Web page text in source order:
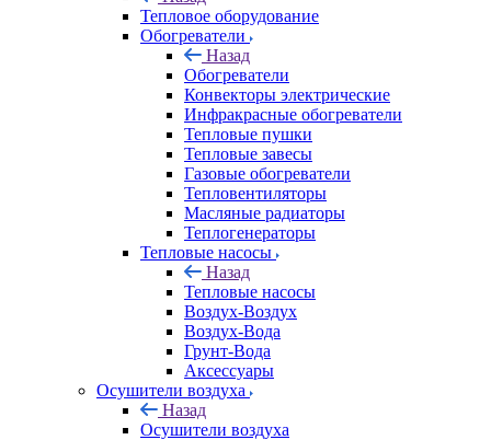
Тепловое оборудование
Обогреватели
Назад
Обогреватели
Конвекторы электрические
Инфракрасные обогреватели
Тепловые пушки
Тепловые завесы
Газовые обогреватели
Тепловентиляторы
Масляные радиаторы
Теплогенераторы
Тепловые насосы
Назад
Тепловые насосы
Воздух-Воздух
Воздух-Вода
Грунт-Вода
Аксессуары
Осушители воздуха
Назад
Осушители воздуха